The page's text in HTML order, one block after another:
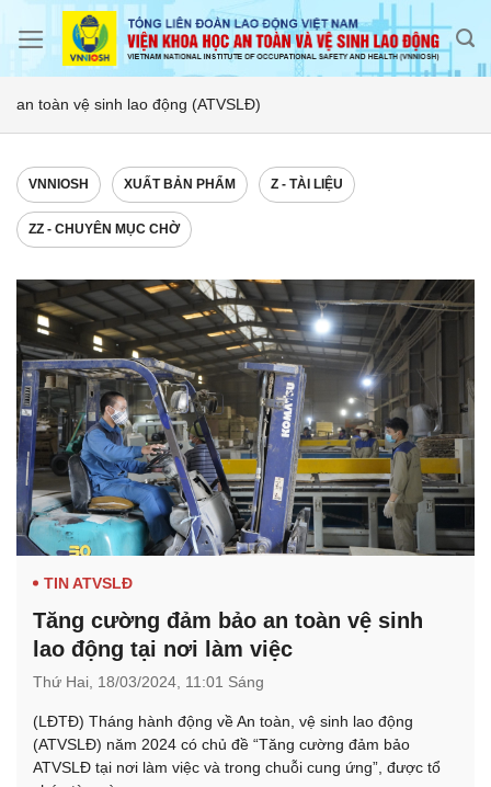
an toàn vệ sinh lao động (ATVSLĐ)
VNNIOSH XUẤT BẢN PHẨM Z - TÀI LIỆU
ZZ - CHUYÊN MỤC CHỜ
TIN ATVSLĐ
Tăng cường đảm bảo an toàn vệ sinh
lao động tại nơi làm việc
Thứ Hai, 18/03/2024, 11:01 Sáng
(LĐTĐ) Tháng hành động về An toàn, vệ sinh lao động
(ATVSLĐ) năm 2024 có chủ đề “Tăng cường đảm bảo
ATVSLĐ tại nơi làm việc và trong chuỗi cung ứng”, được tổ